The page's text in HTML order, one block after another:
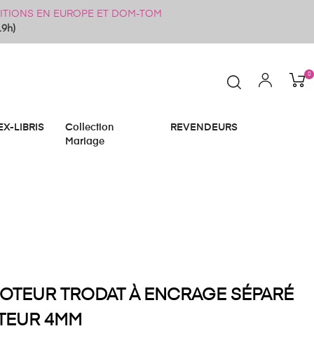
EN EUROPE ET DOM-TOM
0
LIBRIS
Collection
Mariage
REVENDEURS
TRODAT À ENCRAGE SÉPARÉ
4MM